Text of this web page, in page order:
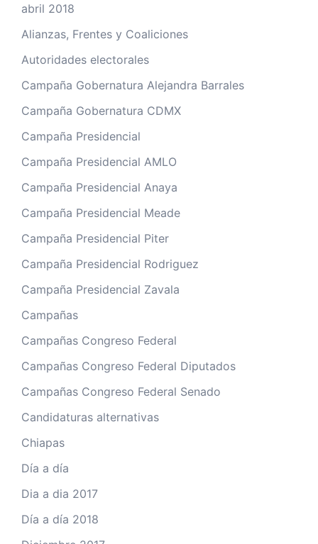
abril 2018
Alianzas, Frentes y Coaliciones
Autoridades electorales
Campaña Gobernatura Alejandra Barrales
Campaña Gobernatura CDMX
Campaña Presidencial
Campaña Presidencial AMLO
Campaña Presidencial Anaya
Campaña Presidencial Meade
Campaña Presidencial Piter
Campaña Presidencial Rodriguez
Campaña Presidencial Zavala
Campañas
Campañas Congreso Federal
Campañas Congreso Federal Diputados
Campañas Congreso Federal Senado
Candidaturas alternativas
Chiapas
Día a día
Dia a dia 2017
Día a día 2018